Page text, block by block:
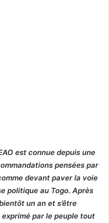
est connue depuis une
pensées par
devant paver la voie
politique au Togo. Après
un an et s’être
exprimé par le peuple tout